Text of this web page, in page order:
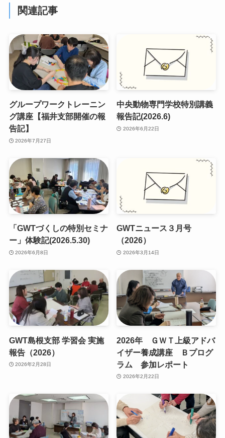
関連記事
グループワークトレーニン
グ講座【福井支部開催の報
告記】
2026年7月27日
中央動物専門学校特別講義
報告記(2026.6)
2026年6月22日
「GWTづくしの特別セミナ
ー」体験記(2026.5.30)
2026年6月8日
GWTニュース３月号
（2026）
2026年3月14日
GWT島根支部 学習会 実施
報告（2026）
2026年2月28日
2026年 ＧＷＴ上級アドバ
イザー養成講座 Ｂプログ
ラム 参加レポート
2026年2月22日